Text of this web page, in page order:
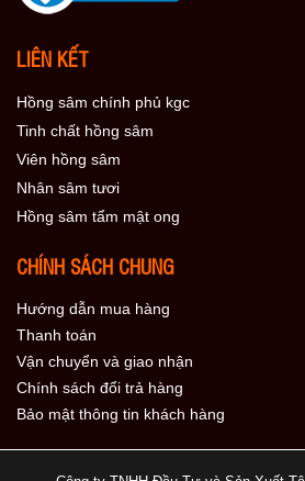
LIÊN KẾT
Hồng sâm chính phủ kgc
Tinh chất hồng sâm
Viên hồng sâm
Nhân sâm tươi
Hồng sâm tẩm mật ong
CHÍNH SÁCH CHUNG
Hướng dẫn mua hàng
Thanh toán
Vận chuyển và giao nhận
Chính sách đổi trả hàng
Bảo mật thông tin khách hàng